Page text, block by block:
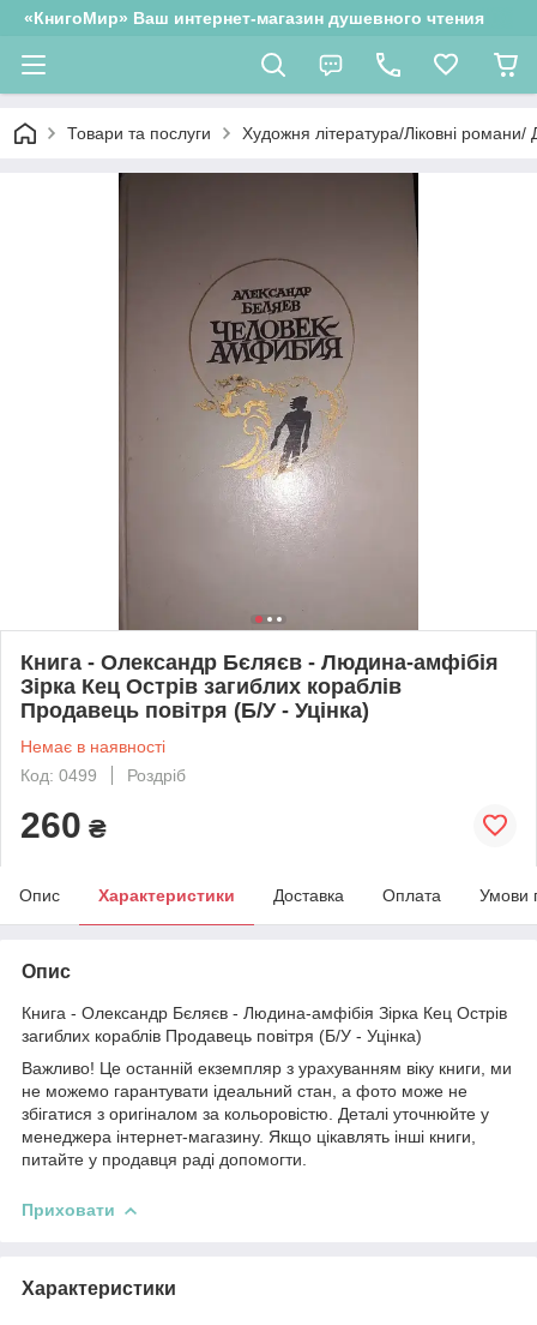
«КнигоМир» Ваш интернет-магазин душевного чтения
Товари та послуги Художня література/Ліковні романи/
Книга - Олександр Бєляєв - Людина-амфібія
Зірка Кец Острів загиблих кораблів
Продавець повітря (Б/У - Уцінка)
Немає в наявності
Код: 0499
Роздріб
260 ₴
Опис Характеристики Доставка Оплата Умови
Опис
Книга - Олександр Бєляєв - Людина-амфібія Зірка Кец Острів
загиблих кораблів Продавець повітря (Б/У - Уцінка)
Важливо! Це останній екземпляр з урахуванням віку книги, ми
не можемо гарантувати ідеальний стан, а фото може не
збігатися з оригіналом за кольоровістю. Деталі уточнюйте у
менеджера інтернет-магазину. Якщо цікавлять інші книги,
питайте у продавця раді допомогти.
Приховати
Характеристики